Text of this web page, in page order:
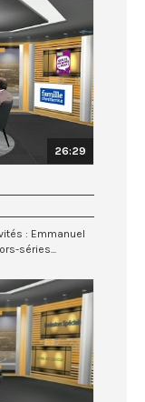
26:29
: Emmanuel
séries...